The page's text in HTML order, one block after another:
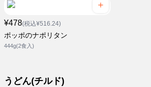
¥478(税込¥516.24)
ポッポのナポリタン
444g(2食入)
うどん(チルド)